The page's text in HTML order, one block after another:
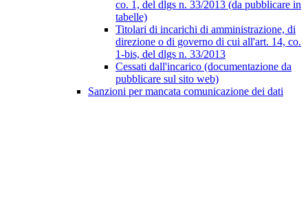
co. 1, del dlgs n. 33/2013 (da pubblicare in
tabelle)
Titolari di incarichi di amministrazione, di
direzione o di governo di cui all'art. 14, co.
1-bis, del dlgs n. 33/2013
Cessati dall'incarico (documentazione da
pubblicare sul sito web)
Sanzioni per mancata comunicazione dei dati